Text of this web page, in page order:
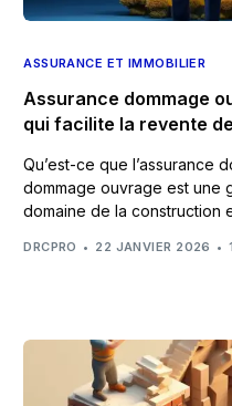
ASSURANCE ET IMMOBILIER
Assurance dommage
qui facilite la revente
Qu’est-ce que l’assurance
dommage ouvrage est une
domaine de la construction
DRCPRO 22 JANVIER 2026